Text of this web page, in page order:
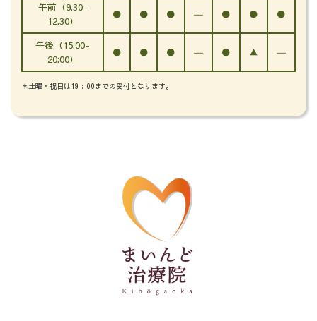
午前（9:30-
12:30）
● ● ● ― ● ● ●
午後（15:00-
20:00）
● ● ● ― ● ▲ ―
＊土曜・祝日は19：00までの受付となります。